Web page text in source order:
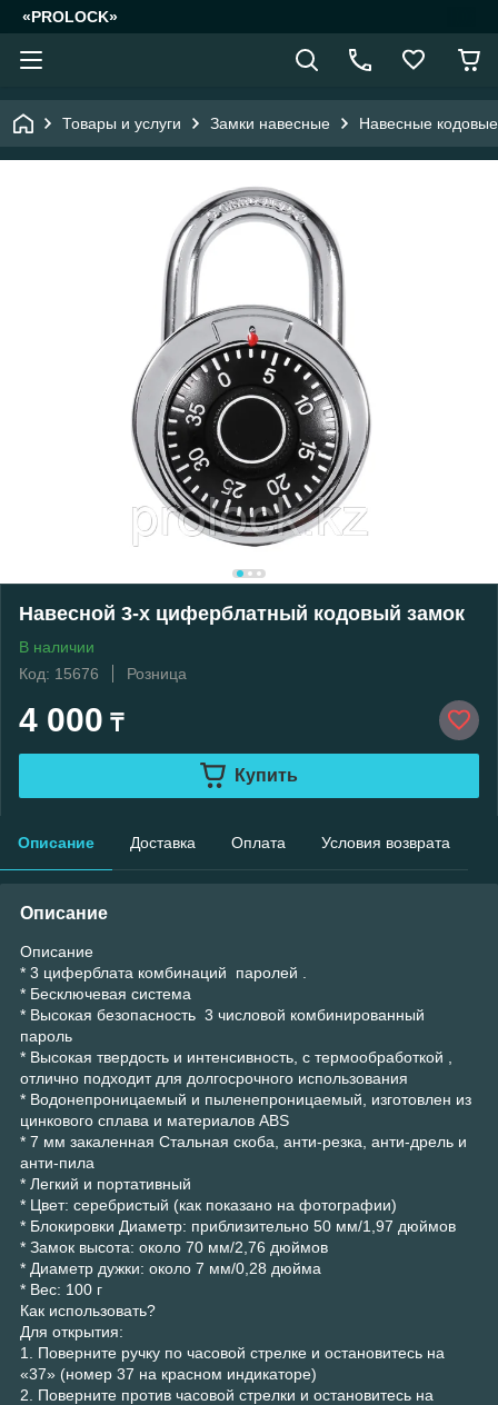
«PROLOCK»
Товары и услуги Замки навесные Навесные
Навесной 3-х циферблатный кодовый замок
В наличии
Код: 15676
Розница
4 000 ₸
Купить
Описание Доставка Оплата Условия возврата
Описание
Описание
* 3 циферблата комбинаций паролей .
* Бесключевая система
* Высокая безопасность 3 числовой комбинированный
пароль
* Высокая твердость и интенсивность, с термообработкой ,
отлично подходит для долгосрочного использования
* Водонепроницаемый и пыленепроницаемый, изготовлен из
цинкового сплава и материалов ABS
* 7 мм закаленная Стальная скоба, анти-резка, анти-дрель и
анти-пила
* Легкий и портативный
* Цвет: серебристый (как показано на фотографии)
* Блокировки Диаметр: приблизительно 50 мм/1,97 дюймов
* Замок высота: около 70 мм/2,76 дюймов
* Диаметр дужки: около 7 мм/0,28 дюйма
* Вес: 100 г
Как использовать?
Для открытия:
1. Поверните ручку по часовой стрелке и остановитесь на
«37» (номер 37 на красном индикаторе)
2. Поверните против часовой стрелки и остановитесь на